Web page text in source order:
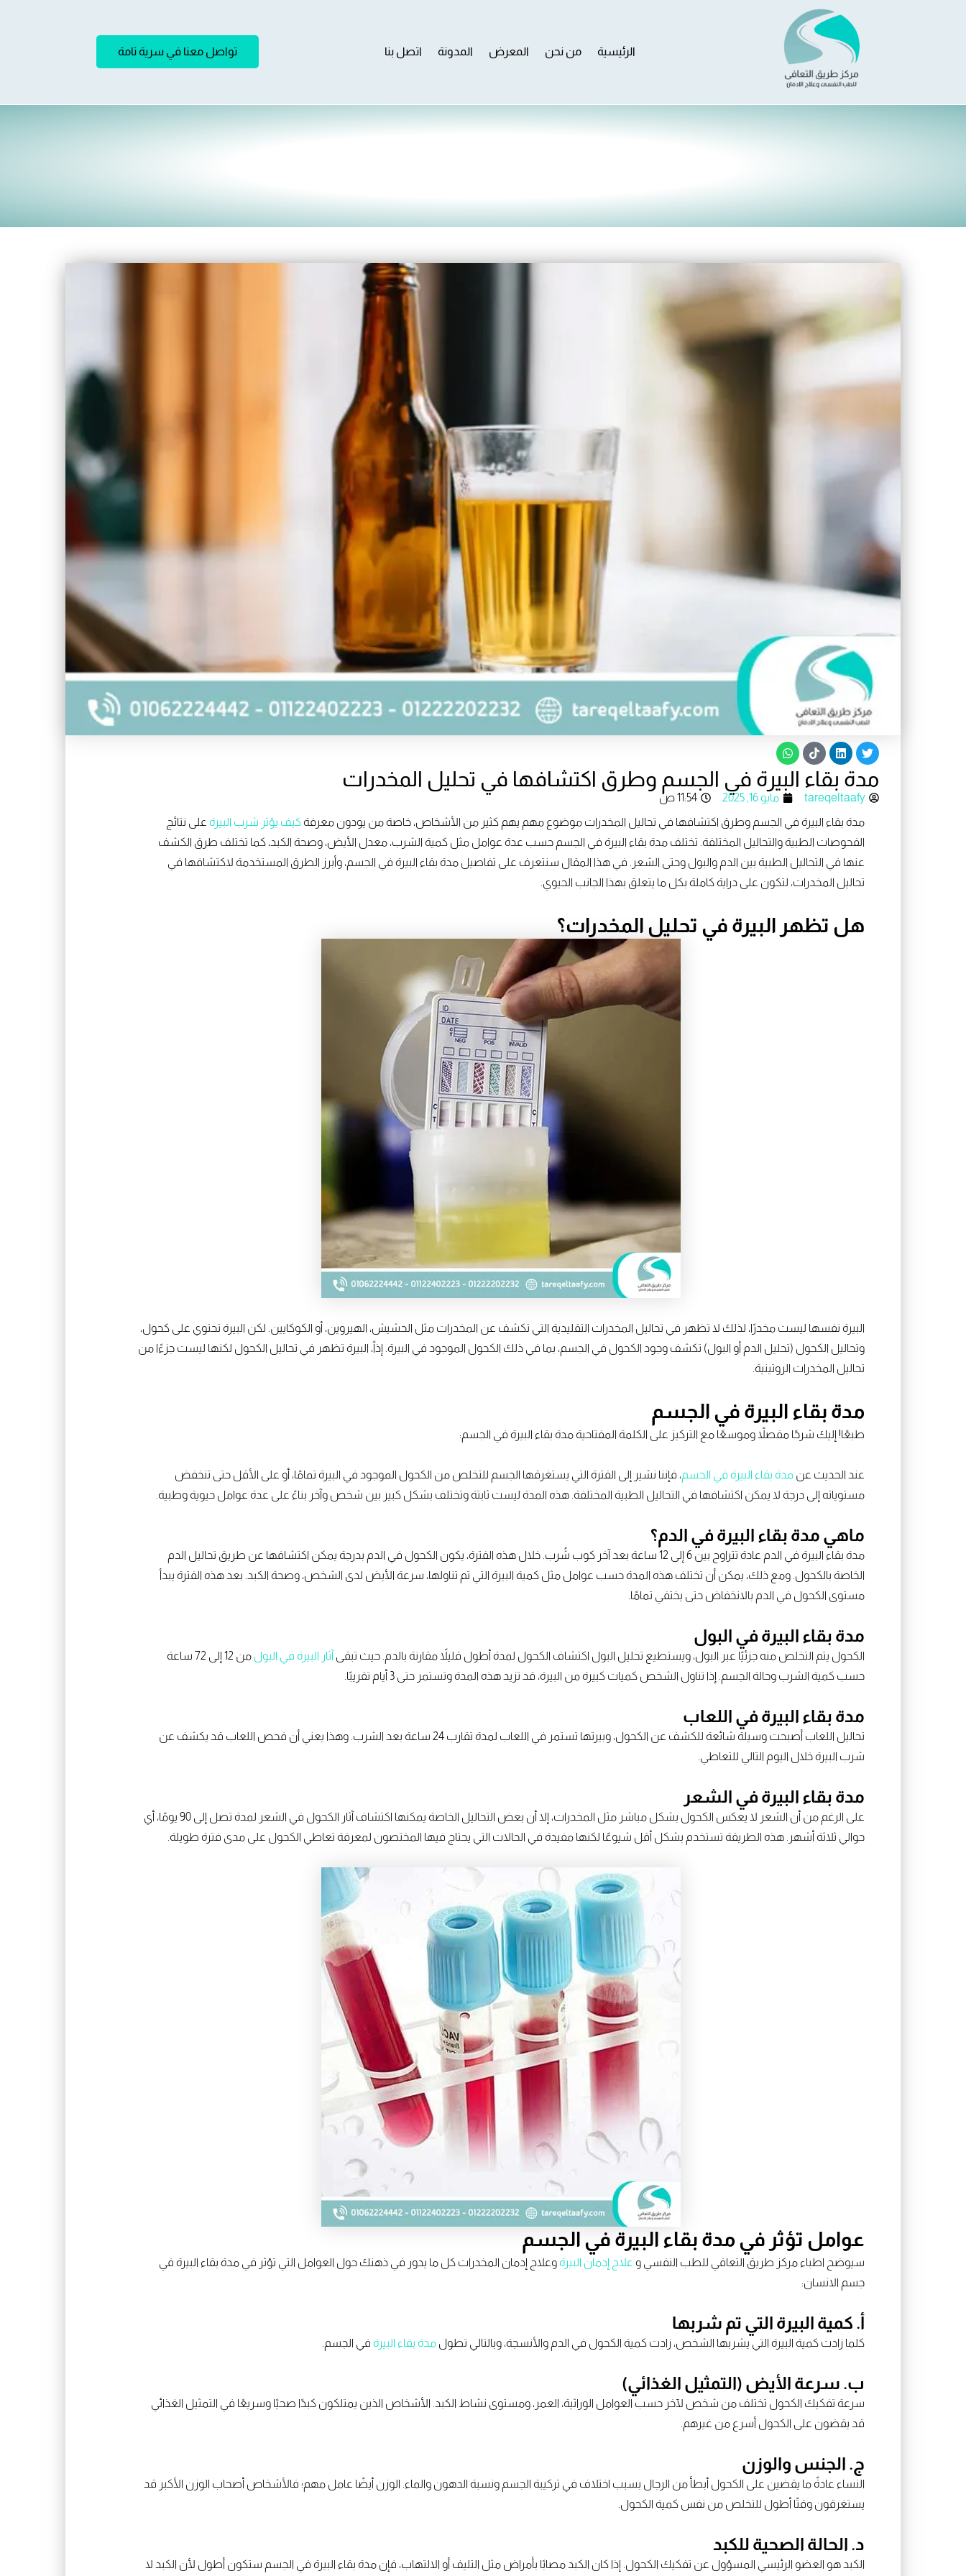
الرئيسية من نحن المعرض المدونة اتصل بنا تواصل معنا في سرية تامة
T
w
i
t
e
L
i
n
k
e
d
n
T
i
k
t
o
k
W
h
a
t
s
a
مدة بقاء البيرة في الجسم وطرق اكتشافها في تحليل المخدرات
tareqeltaafy مايو 16, 2025
11:54 ص
مدة بقاء البيرة في الجسم وطرق اكتشافها في تحاليل المخدرات موضوع مهم يهم كثير من الأشخاص، خاصة من يودون معرفةكيف يؤثر شرب البيرة على نتائج
الفحوصات الطبية والتحاليل المختلفة. تختلف مدة بقاء البيرة في الجسم حسب عدة عوامل مثل كمية الشرب، معدل الأيض، وصحة الكبد، كما تختلف طرق الكشف
عنها في التحاليل الطبية بين الدم والبول وحتى الشعر. في هذا المقال سنتعرف على تفاصيل مدة بقاء البيرة في الجسم، وأبرز الطرق المستخدمة لاكتشافها في
تحاليل المخدرات، لتكون على دراية كاملة بكل ما يتعلق بهذا الجانب الحيوي.
هل تظهر البيرة في تحليل المخدرات؟
البيرة نفسها ليست مخدرًا، لذلك لا تظهر في تحاليل المخدرات التقليدية التي تكشف عن المخدرات مثل الحشيش، الهيروين، أو الكوكايين. لكن البيرة تحتوي على كحول،
وتحاليل الكحول (تحليل الدم أو البول) تكشف وجود الكحول في الجسم، بما في ذلك الكحول الموجود في البيرة. إذاً، البيرة تظهر في تحاليل الكحول لكنها ليست جزءًا من
تحاليل المخدرات الروتينية.
مدة بقاء البيرة في الجسم
طبعًا! إليك شرحًا مفصلاً وموسعًا مع التركيز على الكلمة المفتاحية مدة بقاء البيرة في الجسم:
عند الحديث عنمدة بقاء البيرة في الجسم، فإننا نشير إلى الفترة التي يستغرقها الجسم للتخلص من الكحول الموجود في البيرة تمامًا، أو على الأقل حتى تنخفض
مستوياته إلى درجة لا يمكن اكتشافها في التحاليل الطبية المختلفة. هذه المدة ليست ثابتة وتختلف بشكل كبير بين شخص وآخر بناءً على عدة عوامل حيوية وطبية.
ماهي مدة بقاء البيرة في الدم؟
مدة بقاء البيرة في الدم عادة تتراوح بين 6 إلى 12 ساعة بعد آخر كوب شُرب. خلال هذه الفترة، يكون الكحول في الدم بدرجة يمكن اكتشافها عن طريق تحاليل الدم
الخاصة بالكحول. ومع ذلك، يمكن أن تختلف هذه المدة حسب عوامل مثل كمية البيرة التي تم تناولها، سرعة الأيض لدى الشخص، وصحة الكبد. بعد هذه الفترة يبدأ
مستوى الكحول في الدم بالانخفاض حتى يختفي تمامًا.
مدة بقاء البيرة في البول
الكحول يتم التخلص منه جزئيًا عبر البول، ويستطيع تحليل البول اكتشاف الكحول لمدة أطول قليلاً مقارنة بالدم. حيث تبقى آثار البيرة في البول
من 12 إلى 72 ساعة
حسب كمية الشرب وحالة الجسم. إذا تناول الشخص كميات كبيرة من البيرة، قد تزيد هذه المدة وتستمر حتى 3 أيام تقريبًا.
مدة بقاء البيرة في اللعاب
تحاليل اللعاب أصبحت وسيلة شائعة للكشف عن الكحول، وبيرتها تستمر في اللعاب لمدة تقارب 24 ساعة بعد الشرب. وهذا يعني أن فحص اللعاب قد يكشف عن
شرب البيرة خلال اليوم التالي للتعاطي.
مدة بقاء البيرة في الشعر
على الرغم من أن الشعر لا يعكس الكحول بشكل مباشر مثل المخدرات، إلا أن بعض التحاليل الخاصة يمكنها اكتشاف آثار الكحول في الشعر لمدة تصل إلى 90 يومًا، أي
حوالي ثلاثة أشهر. هذه الطريقة تستخدم بشكل أقل شيوعًا لكنها مفيدة في الحالات التي يحتاج فيها المختصون لمعرفة تعاطي الكحول على مدى فترة طويلة.
عوامل تؤثر في مدة بقاء البيرة في الجسم
سيوضح اطباء مركز طريق التعافي للطب النفسي و علاج إدمان البيرةوعلاج إدمان المخدرات كل ما يدور في ذهنك حول العوامل التي تؤثر في مدة بقاء البيرة في
جسم الانسان:
أ. كمية البيرة التي تم شربها
كلما زادت كمية البيرة التي يشربها الشخص، زادت كمية الكحول في الدم والأنسجة، وبالتالي تطولمدة بقاء البيرة في الجسم.
ب. سرعة الأيض (التمثيل الغذائي)
سرعة تفكيك الكحول تختلف من شخص لآخر حسب العوامل الوراثية، العمر، ومستوى نشاط الكبد. الأشخاص الذين يمتلكون كبدًا صحيًا وسريعًا في التمثيل الغذائي
قد يقضون على الكحول أسرع من غيرهم.
ج. الجنس والوزن
النساء عادةً ما يقضين على الكحول أبطأ من الرجال بسبب اختلاف في تركيبة الجسم ونسبة الدهون والماء. الوزن أيضًا عامل مهم؛ فالأشخاص أصحاب الوزن الأكبر قد
يستغرقون وقتًا أطول للتخلص من نفس كمية الكحول.
د. الحالة الصحية للكبد
الكبد هو العضو الرئيسي المسؤول عن تفكيك الكحول. إذا كان الكبد مصابًا بأمراض مثل التليف أو الالتهاب، فإن مدة بقاء البيرة في الجسم ستكون أطول لأن الكبد لا